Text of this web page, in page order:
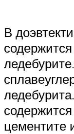
В
цементите